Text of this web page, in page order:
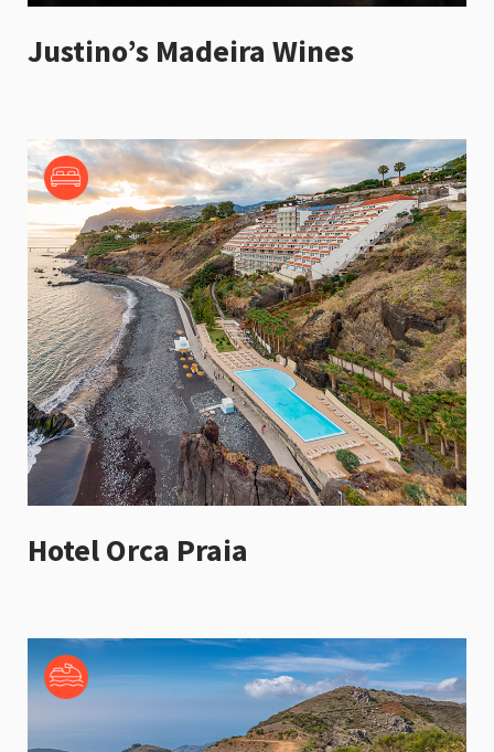
Justino’s Madeira Wines
Hotel Orca Praia